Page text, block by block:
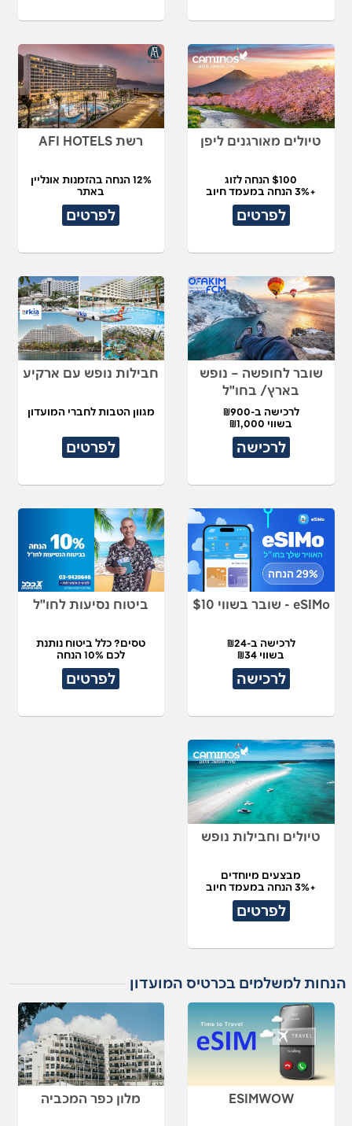
טיולים מאורגנים ליפן
$100 הנחה לזוג
+3% הנחה במעמד חיוב
לפרטים
רשת AFI HOTELS
12% הנחה בהזמנות אונליין
באתר
לפרטים
שובר לחופשה – נופש
בארץ/ בחו"ל
לרכישה ב-₪900
בשווי ₪1,000
לרכישה
חבילות נופש עם ארקיע
מגוון הטבות לחברי המועדון
לפרטים
eSIMo - שובר בשווי $10
לרכישה ב-₪24
בשווי ₪34
לרכישה
ביטוח נסיעות לחו"ל
טסים? כלל ביטוח נותנת
לכם 10% הנחה
לפרטים
טיולים וחבילות נופש
מבצעים מיוחדים
+3% הנחה במעמד חיוב
לפרטים
הנחות למשלמים בכרטיס המועדון
ESIMWOW מלון כפר המכביה